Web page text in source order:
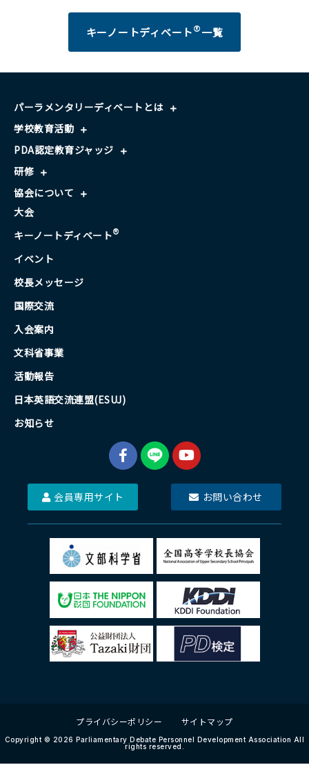
キーノートディベート®一覧
パーラメンタリーディベートとは
学校教育活動
PDA認定教育ジャッジ
研修
協会について
大会
キーノートディベート®
イベント
校長メッセージ
国際交流
入会案内
文科省事業
活動報告
日本英語交流連盟(ESUJ)
お知らせ
会員専用サイト お問い合わせ
プライバシーポリシー サイトマップ
Copyright © 2026 Parliamentary Debate Personnel Development Association All
rights reserved.